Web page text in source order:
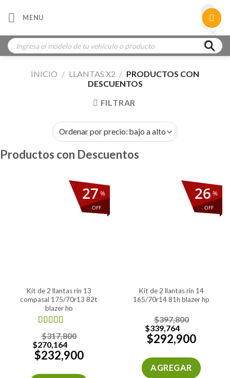
MENU
Búsqueda
de
productos
INICIO / LLANTAS X2 / PRODUCTOS CON
DESCUENTOS
FILTRAR
Productos con Descuentos
%
OFF
27
kit de 2 llantas rin 13
compasal 175/70r13 82t
blazer hp
Valorado en
5.00de 5
$317,800
$270,164
$232,900
%
OFF
26
kit de 2 llantas rin 14
165/70r14 81h blazer hp
$397,800
$339,764
$292,900
AGREGAR
×
×
×